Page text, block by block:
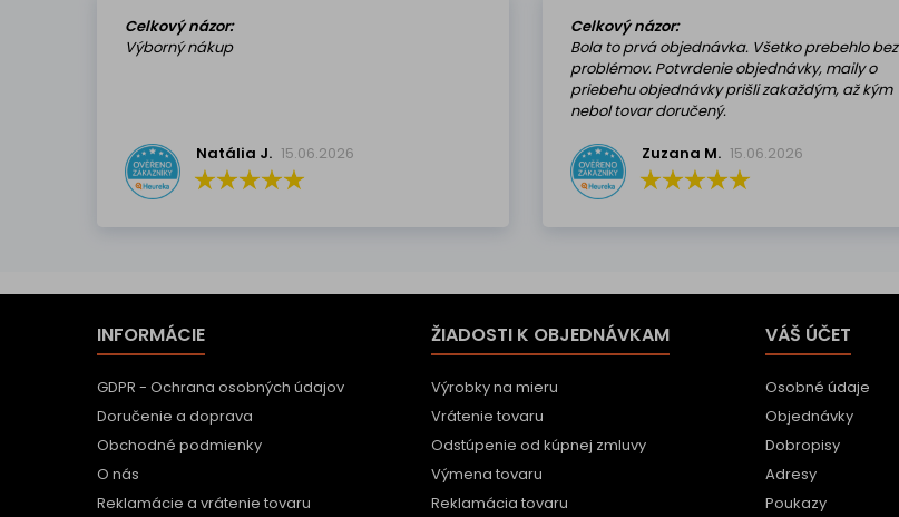
Celkový názor:
Výborný nákup
Natália J. 15.06.2026
Celkový názor:
Bola to prvá objednávka. Všetko prebehlo bez
problémov. Potvrdenie objednávky, maily o
priebehu objednávky prišli zakaždým, až kým
nebol tovar doručený.
Zuzana M. 15.06.2026
INFORMÁCIE
GDPR - Ochrana osobných údajov
Doručenie a doprava
Obchodné podmienky
O nás
Reklamácie a vrátenie tovaru
ŽIADOSTI K OBJEDNÁVKAM
Výrobky na mieru
Vrátenie tovaru
Odstúpenie od kúpnej zmluvy
Výmena tovaru
Reklamácia tovaru
VÁŠ ÚČET
Osobné údaje
Objednávky
Dobropisy
Adresy
Poukazy